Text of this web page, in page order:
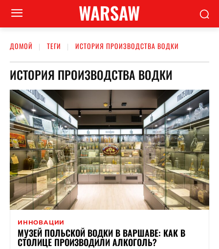
WARSAW
ДОМОЙ ТЕГИ ИСТОРИЯ ПРОИЗВОДСТВА ВОДКИ
ИСТОРИЯ ПРОИЗВОДСТВА ВОДКИ
ИННОВАЦИИ
МУЗЕЙ ПОЛЬСКОЙ ВОДКИ В ВАРШАВЕ: КАК В
СТОЛИЦЕ ПРОИЗВОДИЛИ АЛКОГОЛЬ?